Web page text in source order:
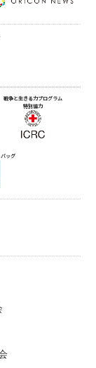
戦争と生きる力プログラム
特別協力
ッグ